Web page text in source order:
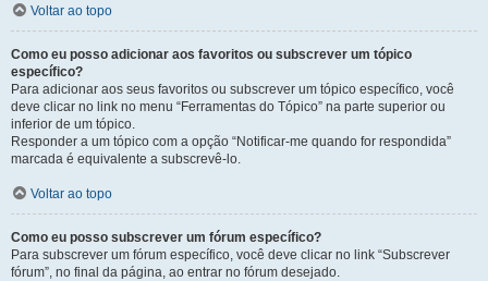
Voltar ao topo
Como eu posso adicionar aos favoritos ou subscrever um tópico
específico?
Para adicionar aos seus favoritos ou subscrever um tópico específico, você
deve clicar no link no menu “Ferramentas do Tópico” na parte superior ou
inferior de um tópico.
Responder a um tópico com a opção “Notificar-me quando for respondida”
marcada é equivalente a subscrevê-lo.
Voltar ao topo
Como eu posso subscrever um fórum específico?
Para subscrever um fórum específico, você deve clicar no link “Subscrever
fórum”, no final da página, ao entrar no fórum desejado.